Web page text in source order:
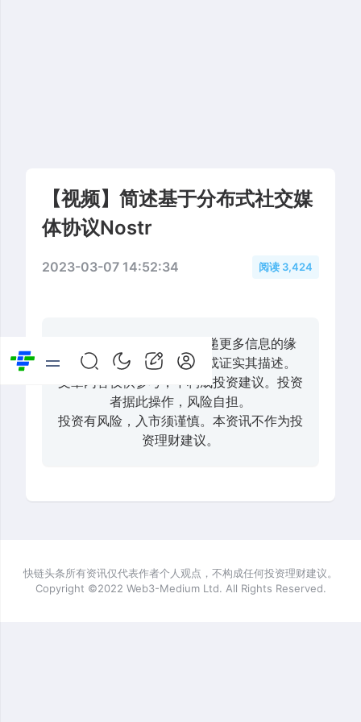
【视频】简述基于分布式社交媒
体协议Nostr
2023-03-07 14:52:34 阅读 3,424
快链头条登载此文本着传递更多信息的缘
由，并不代表赞同其观点或证实其描述。
文章内容仅供参考，不构成投资建议。投资
者据此操作，风险自担。
投资有风险，入市须谨慎。本资讯不作为投
资理财建议。
快链头条所有资讯仅代表作者个人观点，不构成任何投资理财建议。
Copyright ©2022 Web3-Medium Ltd. All Rights Reserved.